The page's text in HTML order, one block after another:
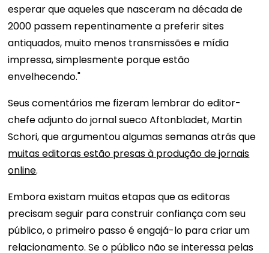
esperar que aqueles que nasceram na década de
2000 passem repentinamente a preferir sites
antiquados, muito menos transmissões e mídia
impressa, simplesmente porque estão
envelhecendo."
Seus comentários me fizeram lembrar do editor-
chefe adjunto do jornal sueco Aftonbladet, Martin
Schori, que argumentou algumas semanas atrás que
muitas editoras estão presas à produção de jornais
online.
Embora existam muitas etapas que as editoras
precisam seguir para construir confiança com seu
público, o primeiro passo é engajá-lo para criar um
relacionamento. Se o público não se interessa pelas